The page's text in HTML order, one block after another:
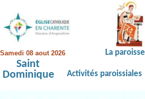
Samedi 08 aout 2026
Saint
Dominique
La paroisse
Activités paroissiales